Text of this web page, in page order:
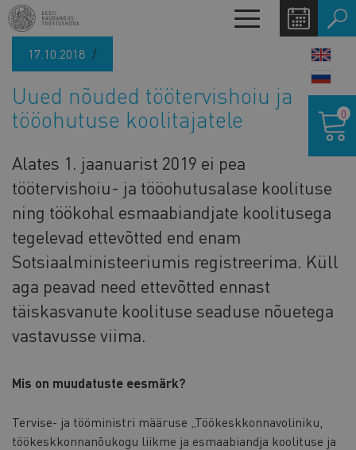
Liigu
edasi
põhisisu
Toggle
navigation
17.10.2018
Uued nõuded töötervishoiu ja
tööohutuse koolitajatele
Alates 1. jaanuarist 2019 ei pea
töötervishoiu- ja tööohutusalase koolituse
ning töökohal esmaabiandjate koolitusega
tegelevad ettevõtted end enam
Sotsiaalministeeriumis registreerima. Küll
aga peavad need ettevõtted ennast
täiskasvanute koolituse seaduse nõuetega
vastavusse viima.
Mis on muudatuste eesmärk?
Tervise- ja tööministri määruse „Töökeskkonnavoliniku,
töökeskkonnanõukogu liikme ja esmaabiandja koolituse ja
0